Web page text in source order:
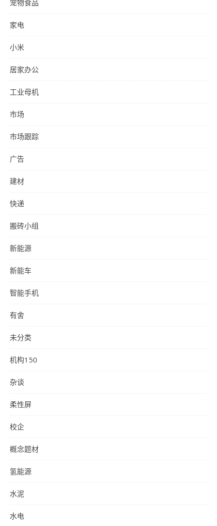
宠物食品
家电
小米
居家办公
工业母机
市场
市场跟踪
广告
建材
快递
搬砖小组
新能源
新能车
智能手机
有舍
未分类
机构150
杂谈
柔性屏
校企
概念题材
氢能源
水泥
水电